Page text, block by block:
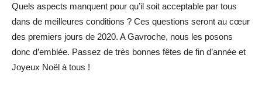
Quels aspects manquent pour qu’il soit acceptable par tous
dans de meilleures conditions ? Ces questions seront au cœur
des premiers jours de 2020. A Gavroche, nous les posons
donc d’emblée. Passez de très bonnes fêtes de fin d’année et
Joyeux Noël à tous !